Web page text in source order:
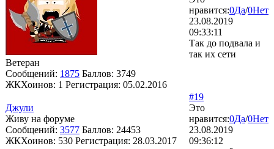
Ветеран
Сообщений: 1875 Баллов: 3749
ЖКХоинов: 1 Регистрация: 05.02.2016
нравится:0Да/0Нет
23.08.2019
09:33:11
Так до подвала и
так их сети
Джули
Живу на форуме
Сообщений: 3577 Баллов: 24453
ЖКХоинов: 530 Регистрация: 28.03.2017
#19
Это
нравится:0Да/0Нет
23.08.2019
09:36:12